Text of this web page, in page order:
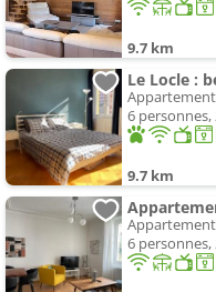
9.7 km
Le Locle :
6 personnes,
9.7 km
6 personnes,